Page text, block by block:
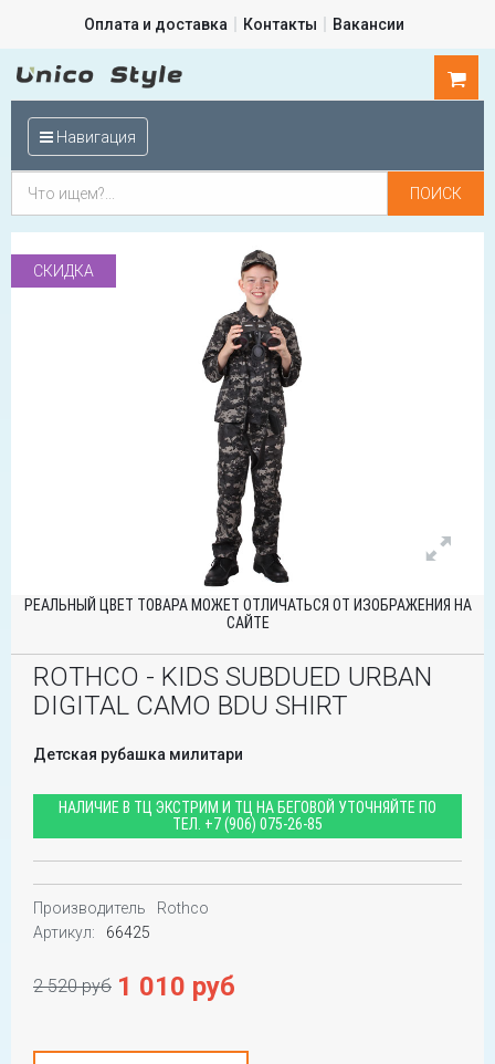
Оплата и доставка Контакты Вакансии
Навигация
СКИДКА
РЕАЛЬНЫЙ ЦВЕТ ТОВАРА МОЖЕТ ОТЛИЧАТЬСЯ ОТ ИЗОБРАЖЕНИЯ НА
САЙТЕ
ROTHCO - KIDS SUBDUED URBAN
DIGITAL CAMO BDU SHIRT
Детская рубашка милитари
НАЛИЧИЕ В ТЦ ЭКСТРИМ И ТЦ НА БЕГОВОЙ УТОЧНЯЙТЕ ПО
ТЕЛ. +7 (906) 075-26-85
Производитель
Rothco
Артикул:
66425
2 520 руб 1 010 руб